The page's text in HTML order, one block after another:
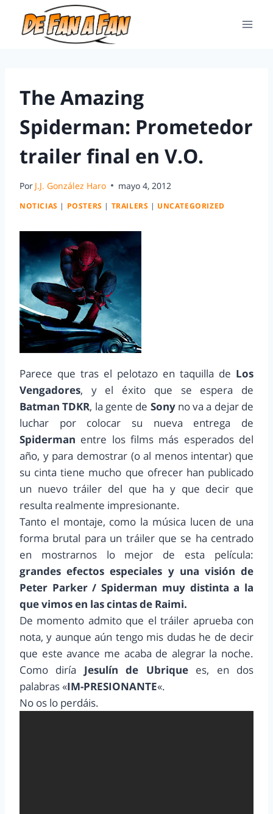
The Amazing
Spiderman: Prometedor
trailer final en V.O.
Por J.J. González Haro mayo 4, 2012
NOTICIAS | POSTERS | TRAILERS | UNCATEGORIZED
Parece que tras el pelotazo en taquilla de Los
Vengadores, y el éxito que se espera de
Batman TDKR, la gente de Sonyno va a dejar de
luchar por colocar su nueva entrega de
Spiderman entre los films más esperados del
año, y para demostrar (o al menos intentar) que
su cinta tiene mucho que ofrecer han publicado
un nuevo tráiler del que ha y que decir que
resulta realmente impresionante.
Tanto el montaje, como la música lucen de una
forma brutal para un tráiler que se ha centrado
en mostrarnos lo mejor de esta película:
grandes efectos especiales y una visión de
Peter Parker / Spiderman muy distinta a la
que vimos en las cintas de Raimi.
De momento admito que el tráiler aprueba con
nota, y aunque aún tengo mis dudas he de decir
que este avance me acaba de alegrar la noche.
Como diría Jesulín de Ubriquees, en dos
palabras «IM-PRESIONANTE«.
No os lo perdáis.